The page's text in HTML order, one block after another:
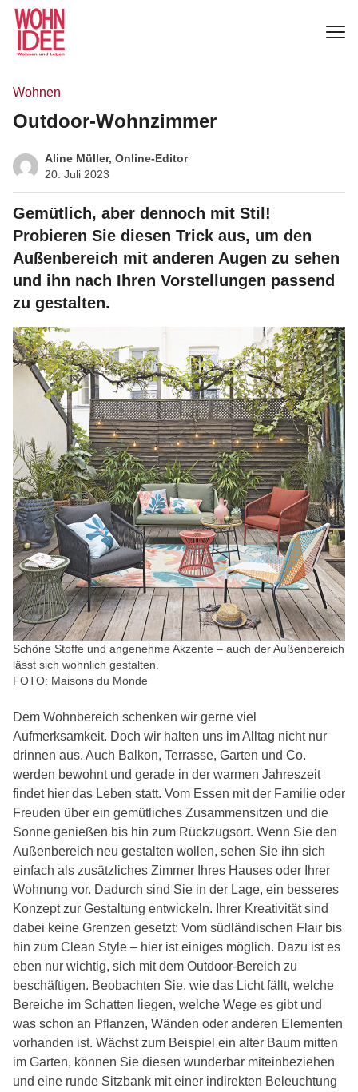
Wohnen
Outdoor-Wohnzimmer
Aline Müller, Online-Editor
20. Juli 2023
Gemütlich, aber dennoch mit Stil!
Probieren Sie diesen Trick aus, um den
Außenbereich mit anderen Augen zu sehen
und ihn nach Ihren Vorstellungen passend
zu gestalten.
Schöne Stoffe und angenehme Akzente – auch der Außenbereich
lässt sich wohnlich gestalten.
FOTO: Maisons du Monde
Dem Wohnbereich schenken wir gerne viel
Aufmerksamkeit. Doch wir halten uns im Alltag nicht nur
drinnen aus. Auch Balkon, Terrasse, Garten und Co.
werden bewohnt und gerade in der warmen Jahreszeit
findet hier das Leben statt. Vom Essen mit der Familie oder
Freuden über ein gemütliches Zusammensitzen und die
Sonne genießen bis hin zum Rückzugsort. Wenn Sie den
Außenbereich neu gestalten wollen, sehen Sie ihn sich
einfach als zusätzliches Zimmer Ihres Hauses oder Ihrer
Wohnung vor. Dadurch sind Sie in der Lage, ein besseres
Konzept zur Gestaltung entwickeln. Ihrer Kreativität sind
dabei keine Grenzen gesetzt: Vom südländischen Flair bis
hin zum Clean Style – hier ist einiges möglich. Dazu ist es
eben nur wichtig, sich mit dem Outdoor-Bereich zu
beschäftigen. Beobachten Sie, wie das Licht fällt, welche
Bereiche im Schatten liegen, welche Wege es gibt und
was schon an Pflanzen, Wänden oder anderen Elementen
vorhanden ist. Wächst zum Beispiel ein alter Baum mitten
im Garten, können Sie diesen wunderbar miteinbeziehen
und eine runde Sitzbank mit einer indirekten Beleuchtung